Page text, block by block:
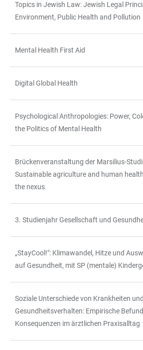
Topics in Jewish Law: Jewish Legal
Environment, Public Health and Pollution
Mental Health First Aid
Digital Global Health
Psychological Anthropologies: Power,
the Politics of Mental Health
Brückenveranstaltung der Marsilius-
Sustainable agriculture and human
the nexus
3. Studienjahr Gesellschaft und
„StayCool!": Klimawandel, Hitze und
auf Gesundheit, mit SP (mentale)
Soziale Unterschiede von Krankheiten und
Gesundheitsverhalten: Empirische
Konsequenzen im ärztlichen Praxisalltag